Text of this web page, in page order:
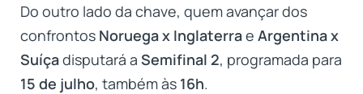
Do outro lado da chave, quem avançar dos
confrontos Noruega x Inglaterrae Argentina x
Suíçadisputará a Semifinal 2, programada para
15 de julho, também às 16h.